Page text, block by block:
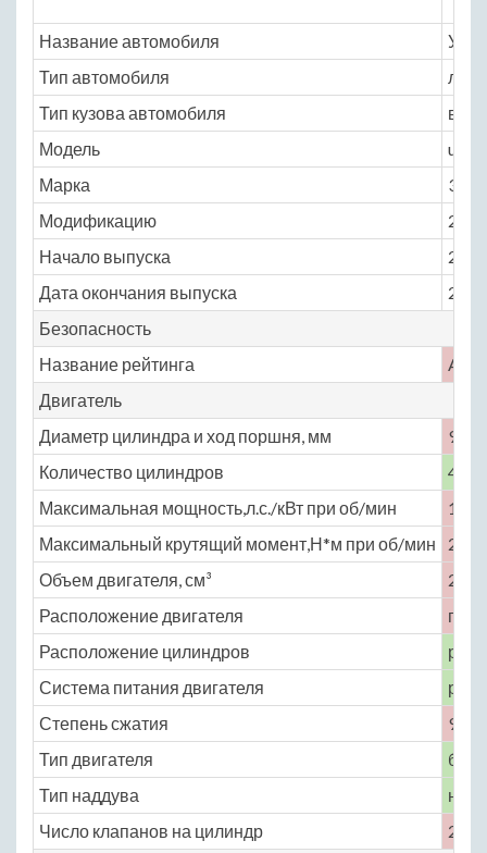
Название автомобиля
УАЗ
Тип автомобиля
Тип кузова автомобиля
Модель
uaz
Марка
3162
Модификацию
2.7
Начало выпуска
2000
Дата окончания выпуска
2005
Безопасность
Название рейтинга
Двигатель
Диаметр цилиндра и ход поршня, мм
95.5
Количество цилиндров
4
Максимальная мощность,л.с./кВт при об/мин
133
Максимальный крутящий момент,Н*м при об/мин
223
Объем двигателя, см³
2700
Расположение двигателя
Расположение цилиндров
Система питания двигателя
Степень сжатия
9
Тип двигателя
Тип наддува
нет
Число клапанов на цилиндр
2